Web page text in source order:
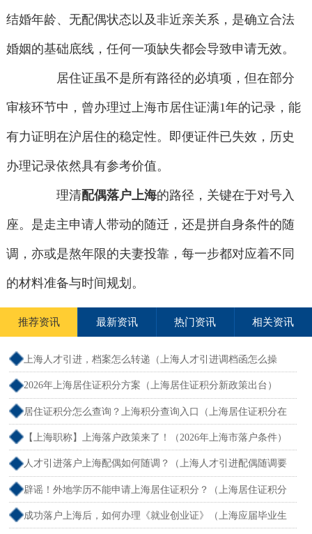
结婚年龄、无配偶状态以及非近亲关系，是确立合法
婚姻的基础底线，任何一项缺失都会导致申请无效。
居住证虽不是所有路径的必填项，但在部分
审核环节中，曾办理过上海市居住证满1年的记录，能
有力证明在沪居住的稳定性。即便证件已失效，历史
办理记录依然具有参考价值。
理清配偶落户上海的路径，关键在于对号入
座。是走主申请人带动的随迁，还是拼自身条件的随
调，亦或是熬年限的夫妻投靠，每一步都对应着不同
的材料准备与时间规划。
推荐资讯 最新资讯 热门资讯 相关资讯
上海人才引进，档案怎么转递（上海人才引进调档函怎么操
作）
2026年上海居住证积分方案（上海居住证积分新政策出台）
居住证积分怎么查询？上海积分查询入口（上海居住证积分在
哪查）
【上海职称】上海落户政策来了！（2026年上海市落户条件）
人才引进落户上海配偶如何随调？（上海人才引进配偶随调要
求）
辟谣！外地学历不能申请上海居住证积分？（上海居住证积分
外地大专可以吗）
成功落户上海后，如何办理《就业创业证》（上海应届毕业生